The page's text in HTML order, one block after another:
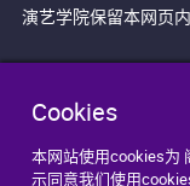
Cookies
本网站使用cookies为
示同意我们使用
演艺学院保留本网页